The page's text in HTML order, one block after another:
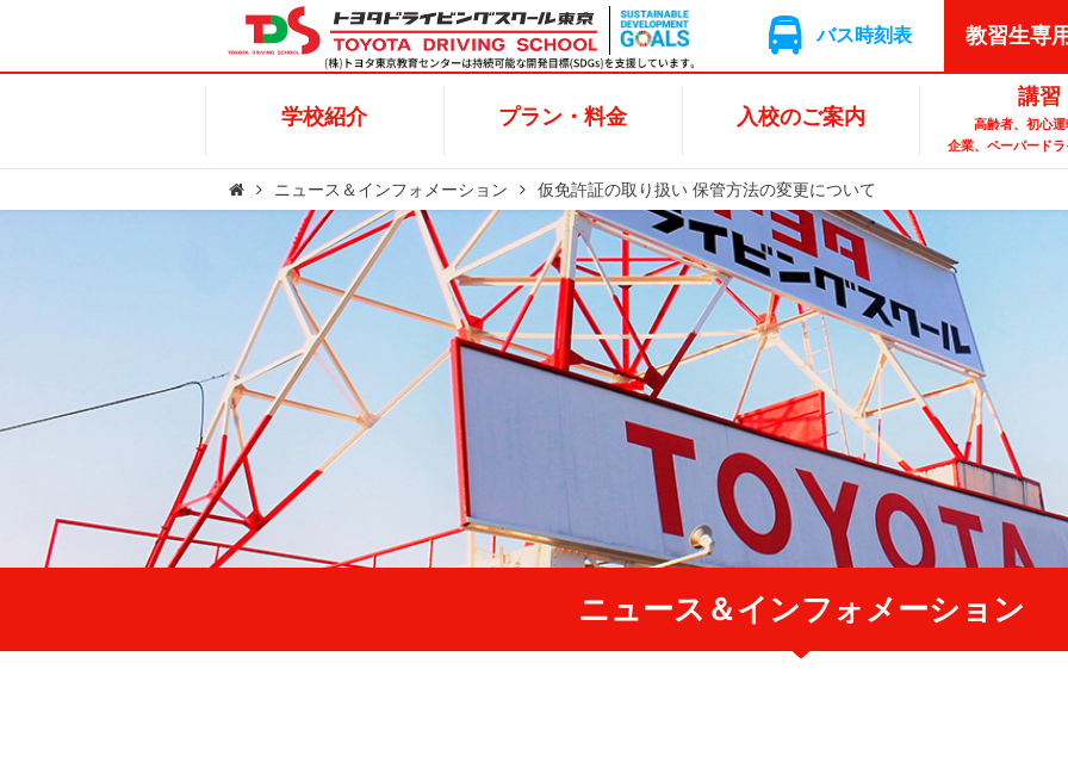
バス時刻表 教習生専
学校紹介
施設概要
カフェ
(TOYOTIME)
無料教習体験
プラン・料金
普通車 準中型 二輪車 普通二種
入校のご案内
キャンペーン
入校のお申込み＆
資格について
教習の進め方 提携校一覧
講習
高齢者、初心
企業、ペーパード
高齢者講習 初心運転者講習 企業向け研修
学校紹介 プラン・料金 入校のご案内 講習 アクセス
ニュース＆インフォメーション 仮免許証の取り扱い 保管方法の変更について
ニュース＆インフォメーション